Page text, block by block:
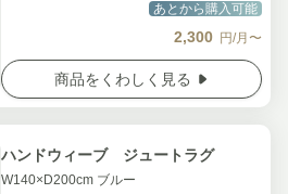
あとから購入可能
2,300 円/月〜
商品をくわしく見る
ハンドウィーブ ジュートラグ
W140×D200cm ブルー